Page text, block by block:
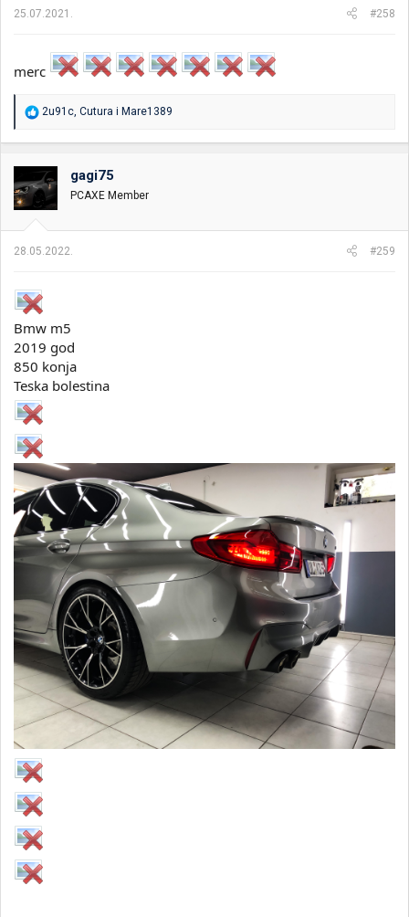
:
25.07.2021. #258
merc
R
a
o
v
a
n
:
2u91c, Cutura i Mare1389
gagi75
PCAXE Member
28.05.2022. #259
Bmw m5
2019 god
850 konja
Teska bolestina